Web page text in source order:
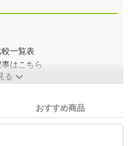
較一覧表
はこちら
る
おすすめ商品